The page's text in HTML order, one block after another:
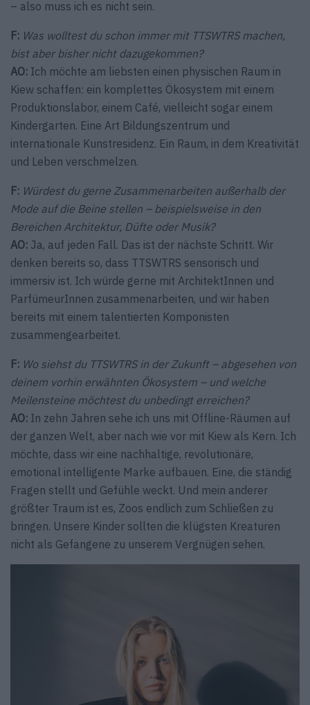
– also muss ich es nicht sein.
F: Was wolltest du schon immer mit TTSWTRS machen,
bist aber bisher nicht dazugekommen?
AO: Ich möchte am liebsten einen physischen Raum in
Kiew schaffen: ein komplettes Ökosystem mit einem
Produktionslabor, einem Café, vielleicht sogar einem
Kindergarten. Eine Art Bildungszentrum und
internationale Kunstresidenz. Ein Raum, in dem Kreativität
und Leben verschmelzen.
F: Würdest du gerne Zusammenarbeiten außerhalb der
Mode auf die Beine stellen – beispielsweise in den
Bereichen Architektur, Düfte oder Musik?
AO: Ja, auf jeden Fall. Das ist der nächste Schritt. Wir
denken bereits so, dass TTSWTRS sensorisch und
immersiv ist. Ich würde gerne mit ArchitektInnen und
ParfümeurInnen zusammenarbeiten, und wir haben
bereits mit einem talentierten Komponisten
zusammengearbeitet.
F: Wo siehst du TTSWTRS in der Zukunft – abgesehen von
deinem vorhin erwähnten Ökosystem – und welche
Meilensteine möchtest du unbedingt erreichen?
AO: In zehn Jahren sehe ich uns mit Offline-Räumen auf
der ganzen Welt, aber nach wie vor mit Kiew als Kern. Ich
möchte, dass wir eine nachhaltige, revolutionäre,
emotional intelligente Marke aufbauen. Eine, die ständig
Fragen stellt und Gefühle weckt. Und mein anderer
größter Traum ist es, Zoos endlich zum Schließen zu
bringen. Unsere Kinder sollten die klügsten Kreaturen
nicht als Gefangene zu unserem Vergnügen sehen.